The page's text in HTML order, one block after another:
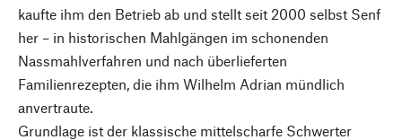
kaufte ihm den Betrieb ab und stellt seit 2000 selbst Senf
her – in historischen Mahlgängen im schonenden
Nassmahlverfahren und nach überlieferten
Familienrezepten, die ihm Wilhelm Adrian mündlich
anvertraute.
Grundlage ist der klassische mittelscharfe Schwerter